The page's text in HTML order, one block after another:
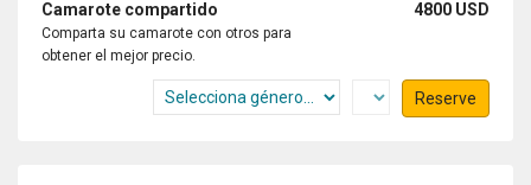
course many thamks to Expeditie leader Chris and his
team for all the times to bring us on land or make a
zodiac cruise with us. They all are experts in guiding
this trip and telling us every thing we wanted to know. I
Camarote compartido 4800 USD
Comparta su camarote con otros para
obtener el mejor precio.
Reserve